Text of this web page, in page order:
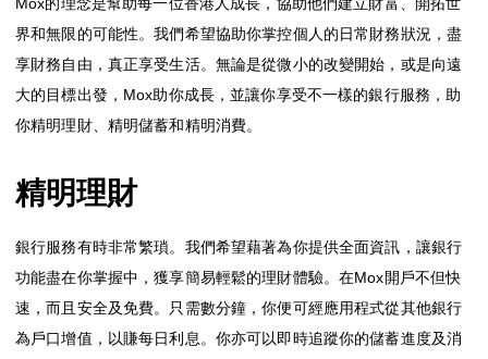
Mox的理念是幫助每一位香港人成長，協助他們建立財富、開拓世
界和無限的可能性。我們希望協助你掌控個人的日常財務狀況，盡
享財務自由，真正享受生活。無論是從微小的改變開始，或是向遠
大的目標出發，Mox助你成長，並讓你享受不一樣的銀行服務，助
你精明理財、精明儲蓄和精明消費。
精明理財
銀行服務有時非常繁瑣。我們希望藉著為你提供全面資訊，讓銀行
功能盡在你掌握中，獲享簡易輕鬆的理財體驗。在Mox開戶不但快
速，而且安全及免費。只需數分鐘，你便可經應用程式從其他銀行
為戶口增值，以賺每日利息。你亦可以即時追蹤你的儲蓄進度及消